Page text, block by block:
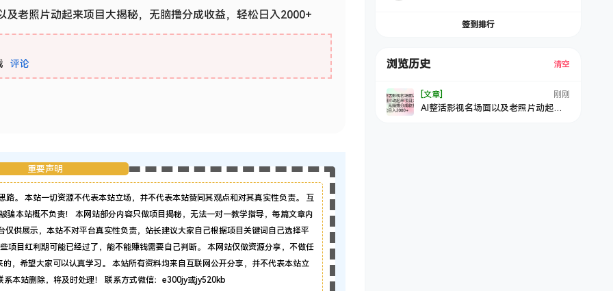
及老照片动起来项目大揭秘，无脑撸分成收益，轻松日入2000+
评论
重要声明
。 本站一切资源不代表本站立场，并不代表本站赞同其观点和对其真实性负责。 互
本站概不负责！ 本网站部分内容只做项目揭秘，无法一对一教学指导，每篇文章内
供展示，本站不对平台真实性负责，站长建议大家自己根据项目关键词自己选择平
项目红利期可能已经过了，能不能赚钱需要自己判断。 本网站仅做资源分享，不做任
，希望大家可以认真学习。 本站所有资料均来自互联网公开分享，并不代表本站立
系本站删除，将及时处理！ 联系方式微信：e300jy或jy520kb
签到排行
浏览历史 清空
[文章] 刚刚
AI整活影视名场面以及老照片动起来